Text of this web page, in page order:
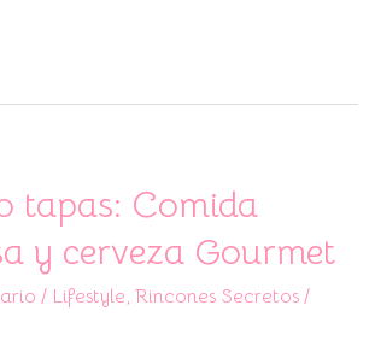
tapas: Comida
y cerveza Gourmet
/ Lifestyle, Rincones Secretos/